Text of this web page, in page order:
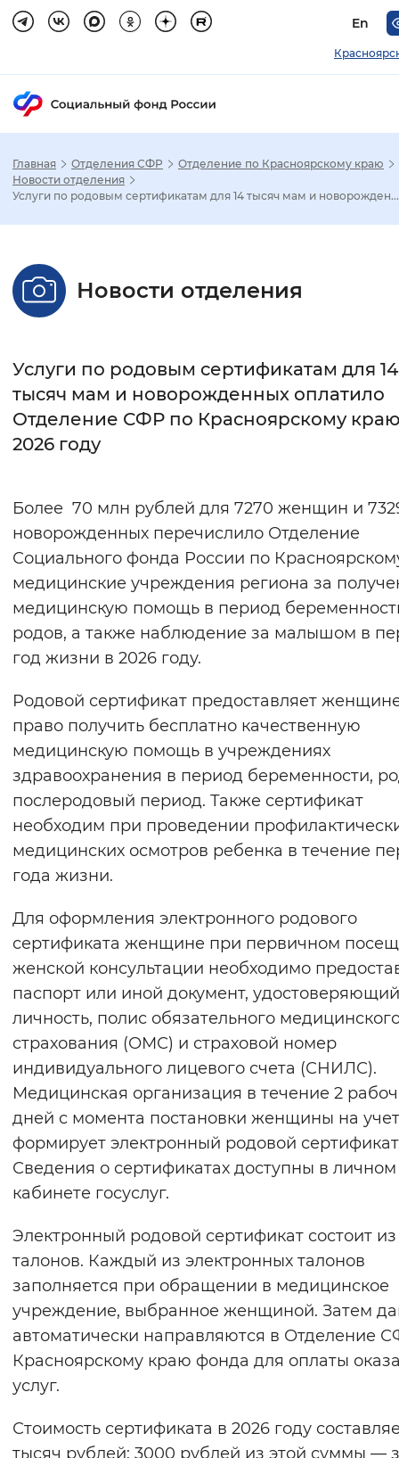
En
Настройка режима отображения
Стандартный Увеличенный
Интервал между буквами
Цвет сайта
Монохромный Инверсивный
Синий фон
Изображения
Включены
Воспроизвести Остановить
Вернуть стандартные настройки
Главная Отделения СФР
Отделение по Красноярскому краю
Новости отделения
Услуги по родовым сертификатам для 14 тысяч мам и новорожден...
Новости отделения
Услуги по родовым сертификатам для 14
тысяч мам и новорожденных оплатило
Отделение СФР по Красноярскому
2026 году
Более 70 млн рублей для 7270 женщин и
новорожденных перечислило Отделение
Социального фонда России по
медицинские учреждения региона за
медицинскую помощь в период
родов, а также наблюдение за малышом в
год жизни в 2026 году.
Родовой сертификат предоставляет
право получить бесплатно качественную
медицинскую помощь в учреждениях
здравоохранения в период беременности,
послеродовый период. Также сертификат
необходим при проведении
медицинских осмотров ребенка в течение
года жизни.
Для оформления электронного родового
сертификата женщине при первичном
женской консультации необходимо
паспорт или иной документ, удостоверяющий
личность, полис обязательного
страхования (ОМС) и страховой номер
индивидуального лицевого счета (СНИЛС).
Медицинская организация в течение 2
дней с момента постановки женщины на учет
формирует электронный родовой
Сведения о сертификатах доступны в личном
кабинете госуслуг.
Электронный родовой сертификат состоит из
талонов. Каждый из электронных талонов
заполняется при обращении в медицинское
учреждение, выбранное женщиной. Затем
автоматически направляются в Отделение
Красноярскому краю фонда для оплаты
услуг.
Стоимость сертификата в 2026 году
тысяч рублей: 3000 рублей из этой суммы —